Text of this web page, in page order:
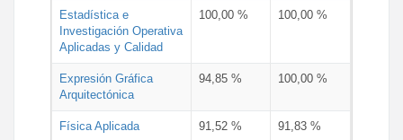
Estadística e
Investigación Operativa
Aplicadas y Calidad
100,00 % 100,00 %
Expresión Gráfica
Arquitectónica
94,85 % 100,00 %
Física Aplicada 91,52 % 91,83 %